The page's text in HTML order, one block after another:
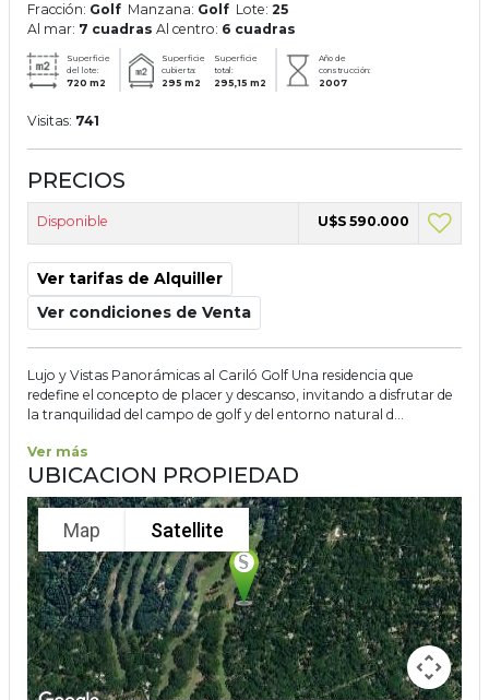
Fracción: Golf Manzana: Golf Lote: 25
Al mar: 7 cuadras Al centro: 6 cuadras
Superficie
del lote:
720 m2
Superficie
cubierta:
295 m2
Superficie
total:
295,15 m2
Año de
construcción:
2007
Visitas: 741
PRECIOS
Disponible U$S 590.000
Ver tarifas de Alquiller
Ver condiciones de Venta
Lujo y Vistas Panorámicas al Cariló Golf Una residencia que
redefine el concepto de placer y descanso, invitando a disfrutar de
la tranquilidad del campo de golf y del entorno natural d...
Ver más
UBICACION PROPIEDAD
Map Satellite